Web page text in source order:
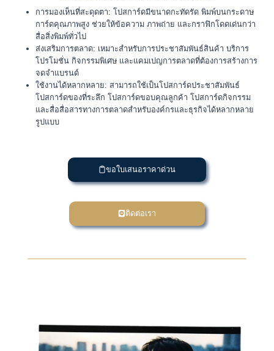
การมองเห็นที่สะดุดตา: โปสการ์ดมีขนาดกะทัดรัด พิมพ์บนกระดาษ
การ์ดคุณภาพสูง ช่วยให้ข้อความ ภาพถ่าย และกราฟิกโดดเด่นกว่า
สื่อสิ่งพิมพ์ทั่วไป
ส่งเสริมการตลาด: เหมาะสำหรับการประชาสัมพันธ์สินค้า บริการ
โปรโมชั่น กิจกรรมพิเศษ และแคมเปญการตลาดที่ต้องการสร้างการ
จดจำแบรนด์
ใช้งานได้หลากหลาย: สามารถใช้เป็นโปสการ์ดประชาสัมพันธ์
โปสการ์ดของที่ระลึก โปสการ์ดขอบคุณลูกค้า โปสการ์ดกิจกรรม
และสื่อสื่อสารทางการตลาดสำหรับองค์กรและธุรกิจได้หลากหลาย
รูปแบบ
ขอใบเสนอราคาด่วน
ติดต่อเรา